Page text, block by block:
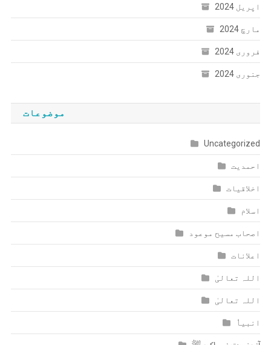
اپریل 2024
مارچ 2024
فروری 2024
جنوری 2024
موضوعات
Uncategorized
احمدیت
اخلاقیات
اسلام
اصحاب مسیح موعود
اعلانات
اللہ تعالیٰ
اللہ تعالیٰ
انبیاٗ